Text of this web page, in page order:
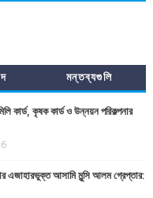
মন্তব্যগুলি
কার্ড, কৃষক কার্ড ও উন্নয়ন পরিকল্পনার
এজাহারভুক্ত আসামি মুন্সি আলম গ্রেপ্তার: